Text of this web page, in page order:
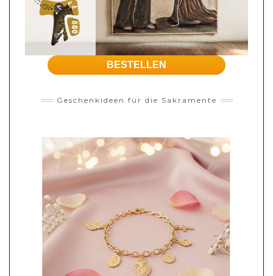
BESTELLEN
Geschenkideen für die Sakramente